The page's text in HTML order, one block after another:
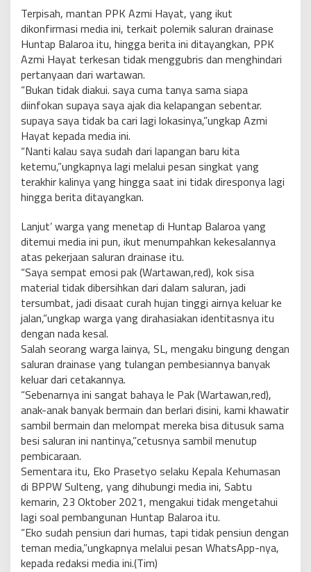
Terpisah, mantan PPK Azmi Hayat, yang ikut
dikonfirmasi media ini, terkait polemik saluran drainase
Huntap Balaroa itu, hingga berita ini ditayangkan, PPK
Azmi Hayat terkesan tidak menggubris dan menghindari
pertanyaan dari wartawan.
“Bukan tidak diakui. saya cuma tanya sama siapa
diinfokan supaya saya ajak dia kelapangan sebentar.
supaya saya tidak ba cari lagi lokasinya,”ungkap Azmi
Hayat kepada media ini.
“Nanti kalau saya sudah dari lapangan baru kita
ketemu,”ungkapnya lagi melalui pesan singkat yang
terakhir kalinya yang hingga saat ini tidak diresponya lagi
hingga berita ditayangkan.
Lanjut’ warga yang menetap di Huntap Balaroa yang
ditemui media ini pun, ikut menumpahkan kekesalannya
atas pekerjaan saluran drainase itu.
“Saya sempat emosi pak (Wartawan,red), kok sisa
material tidak dibersihkan dari dalam saluran, jadi
tersumbat, jadi disaat curah hujan tinggi airnya keluar ke
jalan,”ungkap warga yang dirahasiakan identitasnya itu
dengan nada kesal.
Salah seorang warga lainya, SL, mengaku bingung dengan
saluran drainase yang tulangan pembesiannya banyak
keluar dari cetakannya.
“Sebenarnya ini sangat bahaya le Pak (Wartawan,red),
anak-anak banyak bermain dan berlari disini, kami khawatir
sambil bermain dan melompat mereka bisa ditusuk sama
besi saluran ini nantinya,”cetusnya sambil menutup
pembicaraan.
Sementara itu, Eko Prasetyo selaku Kepala Kehumasan
di BPPW Sulteng, yang dihubungi media ini, Sabtu
kemarin, 23 Oktober 2021, mengakui tidak mengetahui
lagi soal pembangunan Huntap Balaroa itu.
“Eko sudah pensiun dari humas, tapi tidak pensiun dengan
teman media,”ungkapnya melalui pesan WhatsApp-nya,
kepada redaksi media ini.(Tim)